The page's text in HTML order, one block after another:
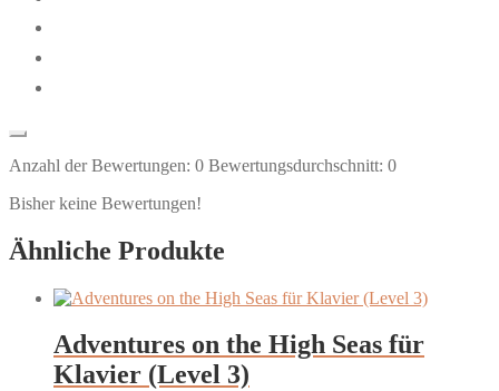
Anzahl der Bewertungen: 0 Bewertungsdurchschnitt: 0
Bisher keine Bewertungen!
Ähnliche Produkte
Adventures on the High Seas für
Klavier (Level 3)